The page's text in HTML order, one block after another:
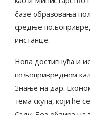
базе образовања
средње
инстанце.
Нова достигнућа и
пољопривредном
Знање на дар.
тема скупа, који ће